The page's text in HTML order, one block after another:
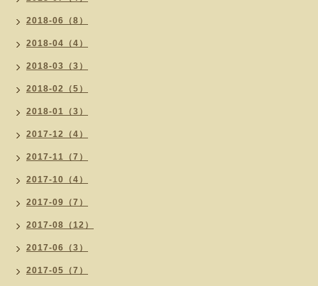
2018-06（8）
2018-04（4）
2018-03（3）
2018-02（5）
2018-01（3）
2017-12（4）
2017-11（7）
2017-10（4）
2017-09（7）
2017-08（12）
2017-06（3）
2017-05（7）